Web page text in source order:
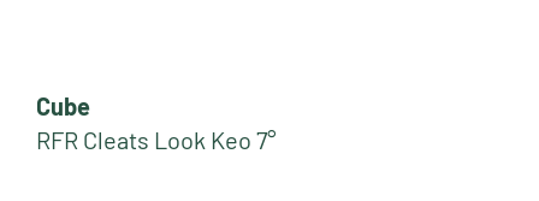
Cube
RFR Cleats Look Keo 7°